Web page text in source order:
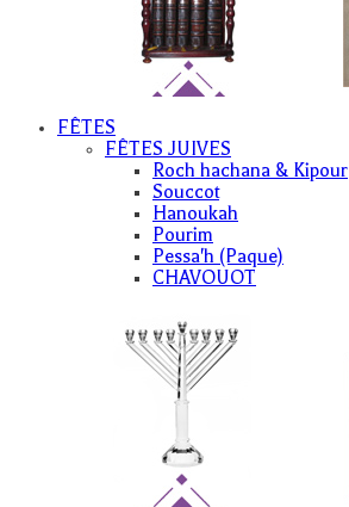
FÊTES
FÊTES JUIVES
Roch hachana & Kipour
Souccot
Hanoukah
Pourim
Pessa'h (Paque)
CHAVOUOT